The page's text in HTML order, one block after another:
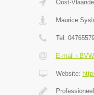
Oost-
Maurice
Tel:
E-mail ›
Website: